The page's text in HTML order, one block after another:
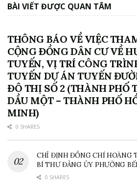
BÀI VIẾT ĐƯỢC QUAN TÂM
THÔNG BÁO VỀ VIỆC
CỘNG ĐỒNG DÂN CƯ VỀ
TUYẾN, VỊ TRÍ CÔNG
TUYẾN DỰ ÁN TUYẾN
ĐÔ THỊ SỐ 2 (THÀNH PHỐ
DẦU MỘT – THÀNH PHỐ
MINH)
0 SHARES
CHỈ ĐỊNH ĐỒNG CHÍ HOÀNG
BÍ THƯ ĐẢNG ỦY PHƯỜNG
0 SHARES